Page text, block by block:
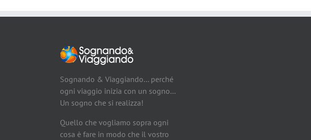
Sognando & Viaggiando… perché
ogni viaggio inizia con un sogno…
Un sogno che si realizza!
Quello che vogliamo sopra ogni
cosa è fare in modo che il vostro